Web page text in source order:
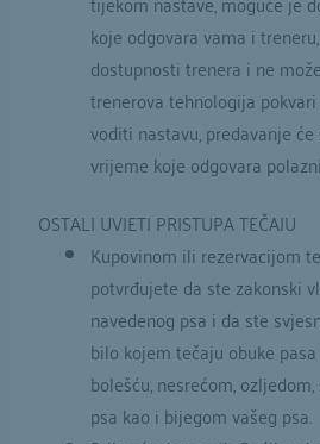
koje odgovara vama i
dostupnosti trenera i ne
trenerova tehnologija
voditi nastavu, predavanje
vrijeme koje odgovara
OSTALI UVJETI PRISTUPA TEČAJU
Kupovinom ili rezervacijom
potvrđujete da ste zakonski
navedenog psa i da ste
bilo kojem tečaju obuke
bolešću, nesrećom,
psa kao i bijegom vašeg psa.